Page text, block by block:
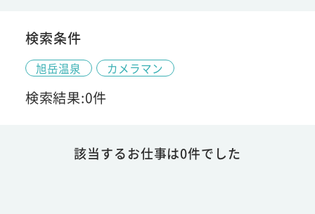
検索条件
旭岳温泉 カメラマン
検索結果:0件
該当するお仕事は0件でした